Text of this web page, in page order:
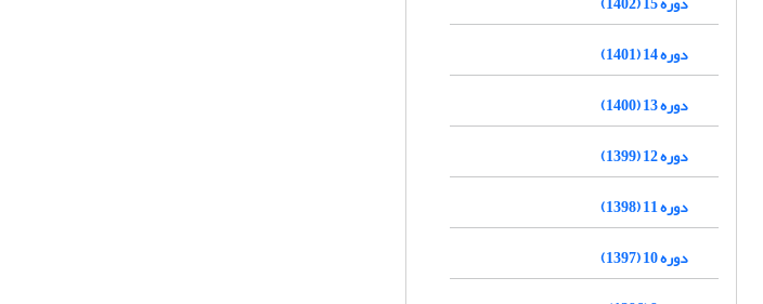
دوره 14 (1401)
دوره 13 (1400)
دوره 12 (1399)
دوره 11 (1398)
دوره 10 (1397)